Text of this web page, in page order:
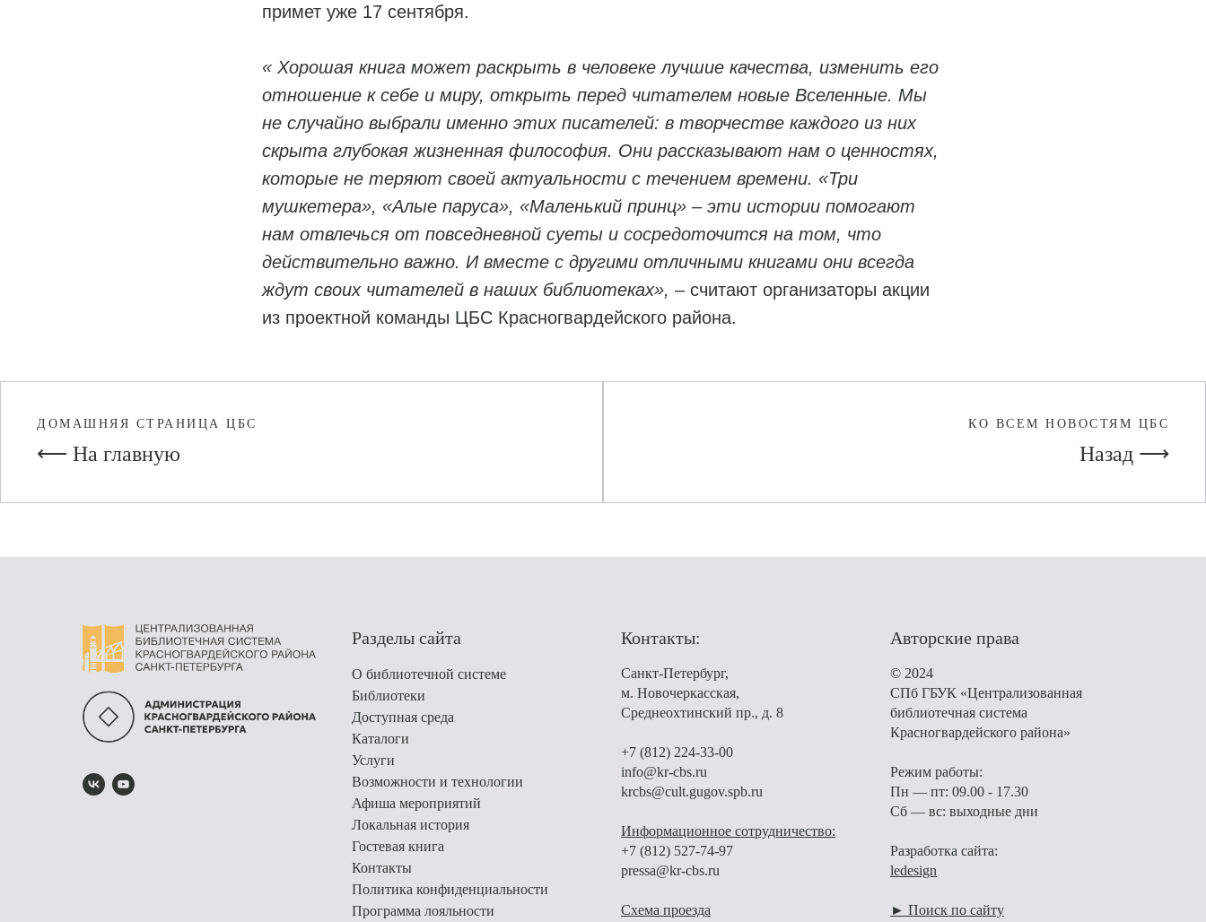
примет уже 17 сентября.
« Хорошая книга может раскрыть в человеке лучшие качества, изменить его
отношение к себе и миру, открыть перед читателем новые Вселенные. Мы
не случайно выбрали именно этих писателей: в творчестве каждого из них
скрыта глубокая жизненная философия. Они рассказывают нам о ценностях,
которые не теряют своей актуальности с течением времени. «Три
мушкетера», «Алые паруса», «Маленький принц» – эти истории помогают
нам отвлечься от повседневной суеты и сосредоточится на том, что
действительно важно. И вместе с другими отличными книгами они всегда
ждут своих читателей в наших библиотеках», – считают организаторы акции
из проектной команды ЦБС Красногвардейского района.
ДОМАШНЯЯ СТРАНИЦА ЦБС
⟵ На главную
КО ВСЕМ НОВОСТЯМ ЦБС
Назад ⟶
Разделы сайта
О библиотечной системе
Библиотеки
Доступная среда
Каталоги
Услуги
Возможности и технологии
Афиша мероприятий
Локальная история
Гостевая книга
Контакты
Политика конфиденциальности
Программа лояльности
Контакты:
Санкт-Петербург,
м. Новочеркасская,
Среднеохтинский пр., д. 8
+7 (812) 224-33-00
info@kr-cbs.ru
krcbs@cult.gugov.spb.ru
Информационное сотрудничество:
+7 (812) 527-74-97
pressa@kr-cbs.ru
Схема проезда
Авторские права
© 2024
СПб ГБУК «Централизованная
библиотечная система
Красногвардейского района»
Режим работы:
Пн — пт: 09.00 - 17.30
Сб — вс: выходные дни
Разработка сайта:
ledesign
► Поиск по сайту